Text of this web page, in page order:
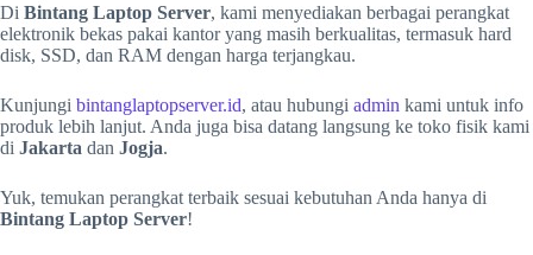
Di Bintang Laptop Server, kami menyediakan berbagai perangkat
elektronik bekas pakai kantor yang masih berkualitas, termasuk hard
disk, SSD, dan RAM dengan harga terjangkau.
Kunjungi bintanglaptopserver.id, atau hubungi admin kami untuk info
produk lebih lanjut. Anda juga bisa datang langsung ke toko fisik kami
di Jakarta dan Jogja.
Yuk, temukan perangkat terbaik sesuai kebutuhan Anda hanya di
Bintang Laptop Server!